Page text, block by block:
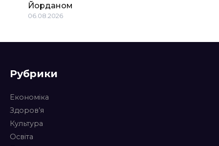
Йорданом
06.08.2026
Рубрики
Економіка
Здоров’я
Культура
Освіта